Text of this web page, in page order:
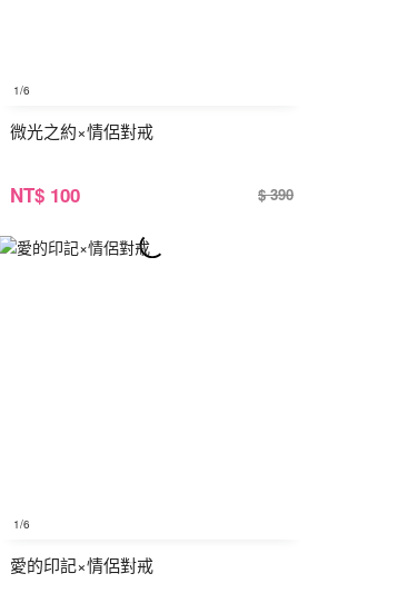
1/6
微光之約×情侶對戒
NT$ 100 $ 390
1/6
愛的印記×情侶對戒